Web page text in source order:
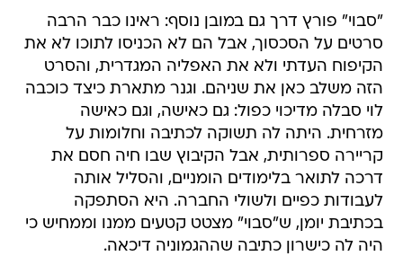
"סבוי" פורץ דרך גם במובן נוסף: ראינו כבר הרבה
סרטים על הסכסוך, אבל הם לא הכניסו לתוכו לא את
הקיפוח העדתי ולא את האפליה המגדרית, והסרט
הזה משלב כאן את שניהם. וגנר מתארת כיצד כוכבה
לוי סבלה מדיכוי כפול: גם כאישה, וגם כאישה
מזרחית. היתה לה תשוקה לכתיבה וחלומות על
קריירה ספרותית, אבל הקיבוץ שבו חיה חסם את
דרכה לתואר בלימודים הומניים, והסליל אותה
לעבודות כפיים ולשולי החברה. היא הסתפקה
בכתיבת יומן, ש"סבוי" מצטט קטעים ממנו וממחיש כי
היה לה כישרון כתיבה שההגמוניה דיכאה.